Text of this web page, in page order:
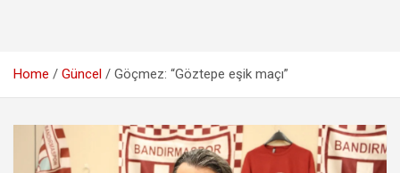
Home Güncel Göçmez: “Göztepe eşik maçı”